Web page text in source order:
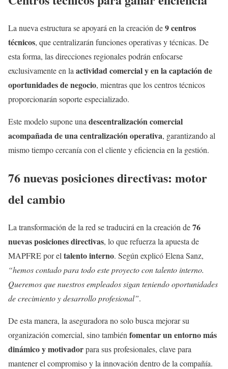
La nueva estructura se apoyará en la creación de9 centros
técnicos, que centralizarán funciones operativas y técnicas. De
esta forma, las direcciones regionales podrán enfocarse
exclusivamente en la actividad comercial y en la captación de
oportunidades de negocio, mientras que los centros técnicos
proporcionarán soporte especializado.
Este modelo supone una descentralización comercial
acompañada de una centralización operativa, garantizando al
mismo tiempo cercanía con el cliente y eficiencia en la gestión.
76 nuevas posiciones directivas: motor
del cambio
La transformación de la red se traducirá en la creación de76
nuevas posiciones directivas, lo que refuerza la apuesta de
MAPFRE por el talento interno. Según explicó Elena Sanz,
“hemos contado para todo este proyecto con talento interno.
Queremos que nuestros empleados sigan teniendo oportunidades
de crecimiento y desarrollo profesional”.
De esta manera, la aseguradora no solo busca mejorar su
organización comercial, sino también fomentar un entorno más
dinámico y motivadorpara sus profesionales, clave para
mantener el compromiso y la innovación dentro de la compañía.